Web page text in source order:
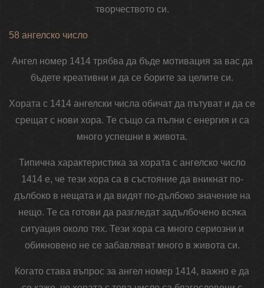
творчеството си.
58 ангелско число
Ангел номер 1414 трябва да бъде мотивация за вас да
бъдете креативни и да се борите за целите си.
Хората с 1414 ангелски числа обичат да пътуват и да се
срещат с нови хора. Те също са пълни с енергия и са
много успешни в живота.
Типична характеристика за хората с ангелско число
1414 е, че тези хора са в състояние да вникнат по-
дълбоко в нещата и да видят по-дълбоко значение на
нещо. Те са готови да разгледат задълбочено всяка
ситуация около тях. Тези хора са много сериозни и
обикновено не се забавляват много в живота си.
Когато става въпрос за ангел номер 1414, важно е да